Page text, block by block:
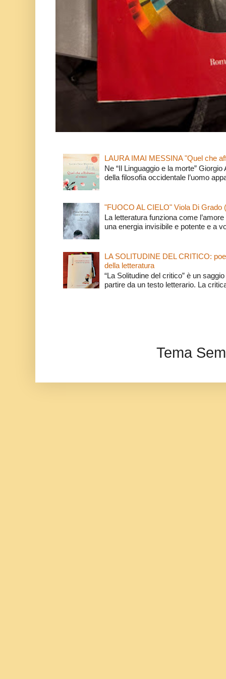
LAURA IMAI MESSINA "Quel che
Ne “Il Linguaggio e la morte”
della filosofia occidentale l’uomo
"FUOCO AL CIELO" Viola Di Grado
La letteratura funziona come
una energia invisibile e potente e a
LA SOLITUDINE DEL CRITICO:
della letteratura
“La Solitudine del critico” è un
partire da un testo letterario. La
Tema